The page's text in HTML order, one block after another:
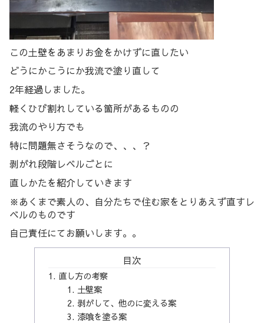
この土壁をあまりお金をかけずに直したい
どうにかこうにか我流で塗り直して
2年経過しました。
軽くひび割れしている箇所があるものの
我流のやり方でも
特に問題無さそうなので、、、？
剥がれ段階レベルごとに
直しかたを紹介していきます
※あくまで素人の、自分たちで住む家をとりあえず直すレ
ベルのものです
自己責任にてお願いします。。
目次
直し方の考察
土壁案
剥がして、他のに変える案
漆喰を塗る案